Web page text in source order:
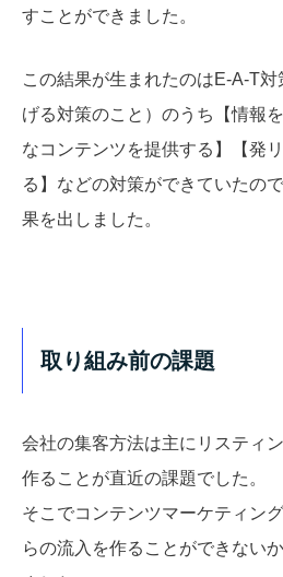
すことができました。
この結果が生まれたのはE-A-T
げる対策のこと）のうち【情報
なコンテンツを提供する】【発
る】などの対策ができていたの
果を出しました。
取り組み前の課題
会社の集客方法は主にリスティ
作ることが直近の課題でした。
そこでコンテンツマーケティン
らの流入を作ることができない